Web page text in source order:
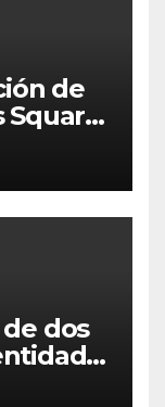
de
Square
dos